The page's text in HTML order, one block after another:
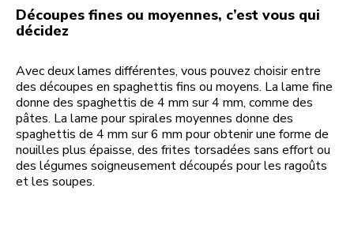
Découpes fines ou moyennes, c’est vous qui
décidez
Avec deux lames différentes, vous pouvez choisir entre
des découpes en spaghettis fins ou moyens. La lame fine
donne des spaghettis de 4 mm sur 4 mm, comme des
pâtes. La lame pour spirales moyennes donne des
spaghettis de 4 mm sur 6 mm pour obtenir une forme de
nouilles plus épaisse, des frites torsadées sans effort ou
des légumes soigneusement découpés pour les ragoûts
et les soupes.